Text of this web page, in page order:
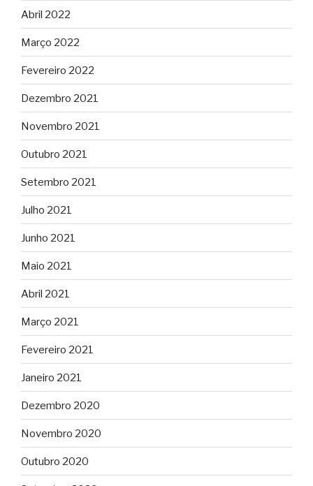
Abril 2022
Março 2022
Fevereiro 2022
Dezembro 2021
Novembro 2021
Outubro 2021
Setembro 2021
Julho 2021
Junho 2021
Maio 2021
Abril 2021
Março 2021
Fevereiro 2021
Janeiro 2021
Dezembro 2020
Novembro 2020
Outubro 2020